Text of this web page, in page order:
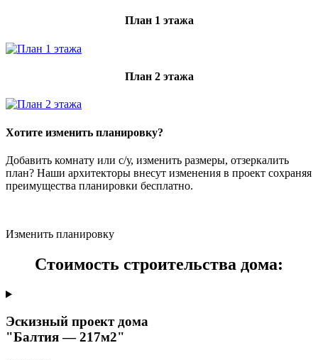
План 1 этажа
План 2 этажа
Хотите изменить планировку?
Добавить комнату или с/у, изменить размеры, отзеркалить
план? Наши архитекторы внесут изменения в проект сохраняя
преимущества планировки бесплатно.
Изменить планировку
Стоимость строительства дома:
Эскизный проект дома
"Балтия — 217м2"